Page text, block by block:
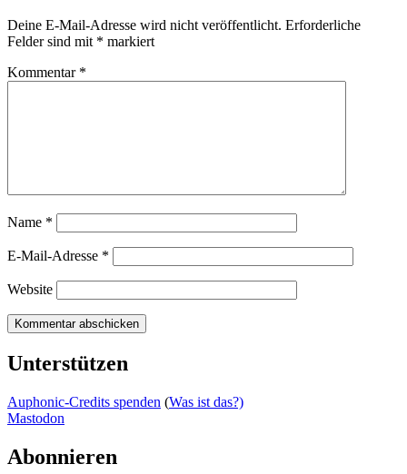
Deine E-Mail-Adresse wird nicht veröffentlicht. Erforderliche
Felder sind mit * markiert
Kommentar *
Name *
E-Mail-Adresse *
Website
Unterstützen
Auphonic-Credits spenden (Was ist das?)
Mastodon
Abonnieren